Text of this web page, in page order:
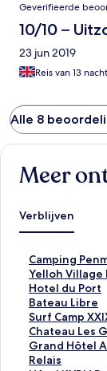
Geverifieerde
10/10 –
23 jun 2019
Reis van 13
Alle 8
Meer
Verblijven
Camping
L
i
n
k
o
p
e
n
Yelloh Village
L
i
n
k
o
p
e
Hotel du Port
L
i
n
k
o
p
Bateau Libre
L
i
n
k
o
Surf Camp
L
i
n
k
Chateau Les
L
i
n
Grand Hôtel
Relais
L
i